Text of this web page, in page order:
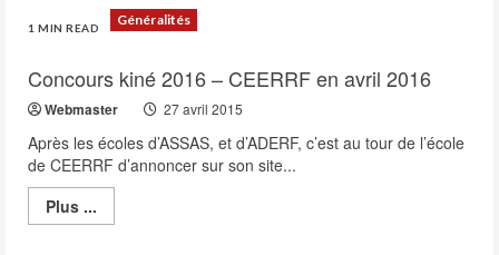
concours
kiné
IFMK
Laval,
en
ligne
(MAJ)
1 MIN READ Généralités
Concours kiné 2016 – CEERRF en avril 2016
Webmaster 27 avril 2015
Après les écoles d’ASSAS, et d’ADERF, c’est au tour de l’école
de CEERRF d’annoncer sur son site...
Plus ...
more